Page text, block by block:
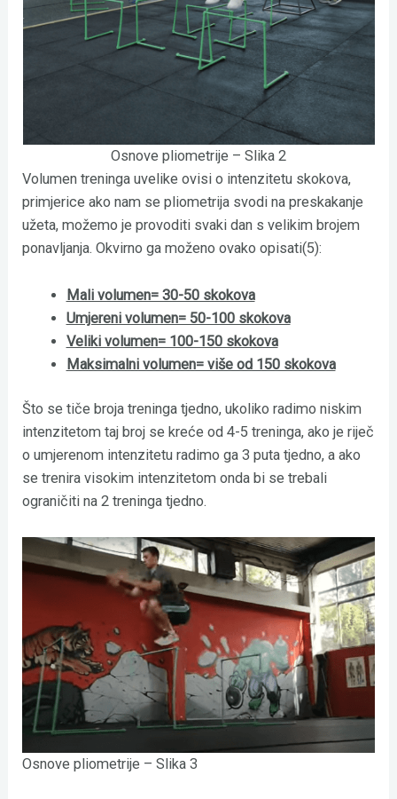
Osnove pliometrije – Slika 2
Volumen treninga uvelike ovisi o intenzitetu skokova,
primjerice ako nam se pliometrija svodi na preskakanje
užeta, možemo je provoditi svaki dan s velikim brojem
ponavljanja. Okvirno ga moženo ovako opisati(5):
Mali volumen= 30-50 skokova
Umjereni volumen= 50-100 skokova
Veliki volumen= 100-150 skokova
Maksimalni volumen= više od 150 skokova
Što se tiče broja treninga tjedno, ukoliko radimo niskim
intenzitetom taj broj se kreće od 4-5 treninga, ako je riječ
o umjerenom intenzitetu radimo ga 3 puta tjedno, a ako
se trenira visokim intenzitetom onda bi se trebali
ograničiti na 2 treninga tjedno.
Osnove pliometrije – Slika 3